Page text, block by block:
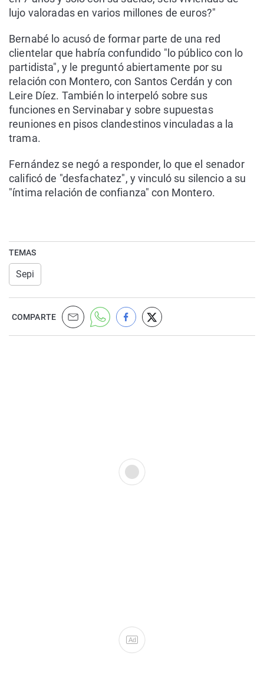
lujo valoradas en varios millones de euros?"
Bernabé lo acusó de formar parte de una red
clientelar que habría confundido "lo público con lo
partidista", y le preguntó abiertamente por su
relación con Montero, con Santos Cerdán y con
Leire Díez. También lo interpeló sobre sus
funciones en Servinabar y sobre supuestas
reuniones en pisos clandestinos vinculadas a la
trama.
Fernández se negó a responder, lo que el senador
calificó de "desfachatez", y vinculó su silencio a su
"íntima relación de confianza" con Montero.
TEMAS
Sepi
COMPARTE
Ad